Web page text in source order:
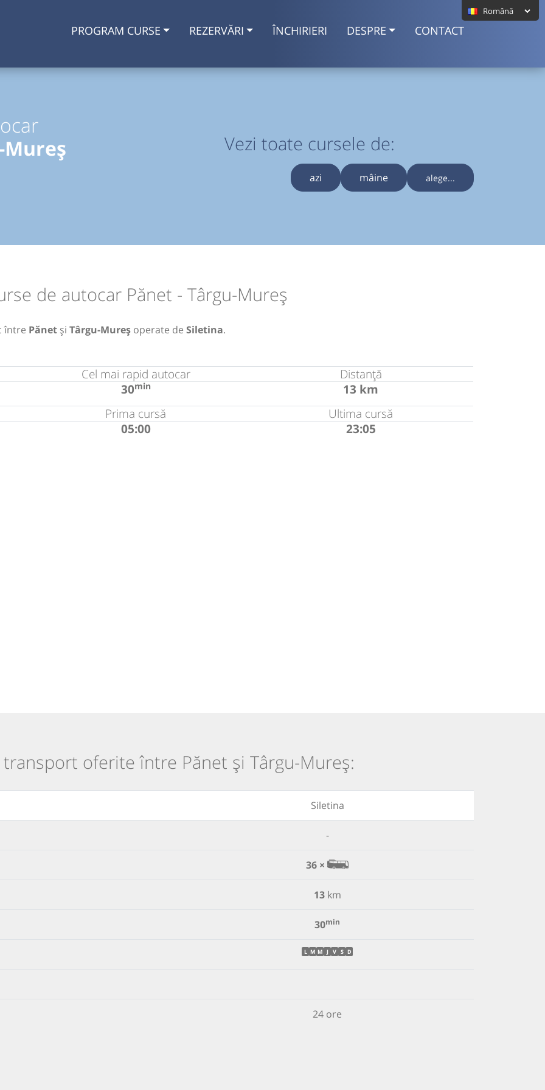
PROGRAM CURSE REZERVĂRI ÎNCHIRIERI DESPRE CONTACT
Vezi toate cursele de:
azi mâine alege...
de autocar Pănet - Târgu-Mureș
între Pănet și Târgu-Mureș operate de Siletina.
Cel mai rapid autocar
30min
Distanță
13 km
Prima cursă
05:00
Ultima cursă
23:05
transport oferite între Pănet și Târgu-Mureș:
Siletina
-
36 ×
13km
30min
L M M J V S D
24 ore